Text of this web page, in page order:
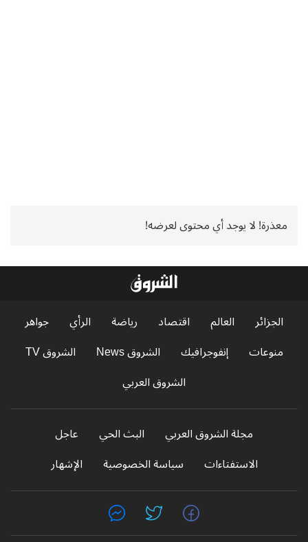
معذرة! لا يوجد أي محتوى لعرضه!
الجزائر العالم اقتصاد رياضة الرأي
جواهر
منوعات
إنفوجرافيك الشروق News
الشروق TV
الشروق العربي
مجلة الشروق العربي البث الحي
عاجل
الاستفتاءات
سياسة الخصوصية الإشهار